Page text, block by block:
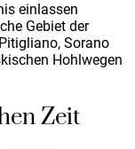
einlassen
Gebiet der
Sorano
Hohlwegen
Zeit